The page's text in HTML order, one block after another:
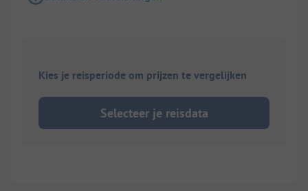
Kies je reisperiode om prijzen te vergelijken
Selecteer je reisdata